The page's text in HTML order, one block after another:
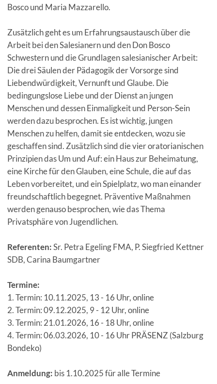
Bosco und Maria Mazzarello.
Zusätzlich geht es um Erfahrungsaustausch über die
Arbeit bei den Salesianern und den Don Bosco
Schwestern und die Grundlagen salesianischer Arbeit:
Die drei Säulen der Pädagogik der Vorsorge sind
Liebendwürdigkeit, Vernunft und Glaube. Die
bedingungslose Liebe und der Dienst an jungen
Menschen und dessen Einmaligkeit und Person-Sein
werden dazu besprochen. Es ist wichtig, jungen
Menschen zu helfen, damit sie entdecken, wozu sie
geschaffen sind. Zusätzlich sind die vier oratorianischen
Prinzipien das Um und Auf: ein Haus zur Beheimatung,
eine Kirche für den Glauben, eine Schule, die auf das
Leben vorbereitet, und ein Spielplatz, wo man einander
freundschaftlich begegnet. Präventive Maßnahmen
werden genauso besprochen, wie das Thema
Privatsphäre von Jugendlichen.
Referenten: Sr. Petra Egeling FMA, P. Siegfried Kettner
SDB, Carina Baumgartner
Termine:
1. Termin: 10.11.2025, 13 - 16 Uhr, online
2. Termin: 09.12.2025, 9 - 12 Uhr, online
3. Termin: 21.01.2026, 16 - 18 Uhr, online
4. Termin: 06.03.2026, 10 - 16 Uhr PRÄSENZ (Salzburg
Bondeko)
Anmeldung: bis 1.10.2025 für alle Termine